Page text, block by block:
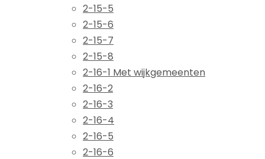
2-15-5
2-15-6
2-15-7
2-15-8
2-16-1 Met wijkgemeenten
2-16-2
2-16-3
2-16-4
2-16-5
2-16-6